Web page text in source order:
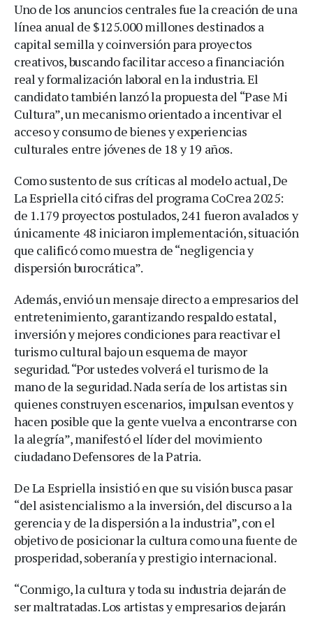
Uno de los anuncios centrales fue la creación de una
línea anual de $125.000 millones destinados a
capital semilla y coinversión para proyectos
creativos, buscando facilitar acceso a financiación
real y formalización laboral en la industria. El
candidato también lanzó la propuesta del “Pase Mi
Cultura”, un mecanismo orientado a incentivar el
acceso y consumo de bienes y experiencias
culturales entre jóvenes de 18 y 19 años.
Como sustento de sus críticas al modelo actual, De
La Espriella citó cifras del programa CoCrea 2025:
de 1.179 proyectos postulados, 241 fueron avalados y
únicamente 48 iniciaron implementación, situación
que calificó como muestra de “negligencia y
dispersión burocrática”.
Además, envió un mensaje directo a empresarios del
entretenimiento, garantizando respaldo estatal,
inversión y mejores condiciones para reactivar el
turismo cultural bajo un esquema de mayor
seguridad. “Por ustedes volverá el turismo de la
mano de la seguridad. Nada sería de los artistas sin
quienes construyen escenarios, impulsan eventos y
hacen posible que la gente vuelva a encontrarse con
la alegría”, manifestó el líder del movimiento
ciudadano Defensores de la Patria.
De La Espriella insistió en que su visión busca pasar
“del asistencialismo a la inversión, del discurso a la
gerencia y de la dispersión a la industria”, con el
objetivo de posicionar la cultura como una fuente de
prosperidad, soberanía y prestigio internacional.
“Conmigo, la cultura y toda su industria dejarán de
ser maltratadas. Los artistas y empresarios dejarán